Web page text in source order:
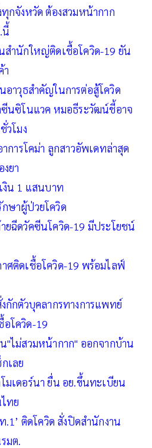
กจังหวัด ต้องสวมหน้ากาก
นี้
สำนักใหญ่ติดเชื้อโควิด-19 ยัน
า
าวุธสำคัญในการต่อสู้โควิด
ซีนซิโนแวค หมอธีระวัฒน์ชี้อาจ
วโมง
การโคม่า ลูกสาวอัพเดทล่าสุด
ยา
งิน 1 แสนบาท
ษาผู้ป่วยโควิด
ยฉีดวัคซีนโควิด-19 มีประโยชน์
ศติดเชื้อโควิด-19 พร้อมไลฟ์
กักตัวบุคลากรทางการแพทย์
โควิด-19
"ไม่สวมหน้ากาก" ออกจากบ้าน
เลย
มเดอร์นา ยื่น อย.ขึ้นทะเบียน
ทย
.1’ ติดโควิด สั่งปิดสำนักงาน
มต.